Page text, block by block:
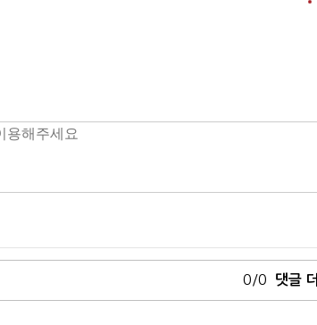
0/0 댓글